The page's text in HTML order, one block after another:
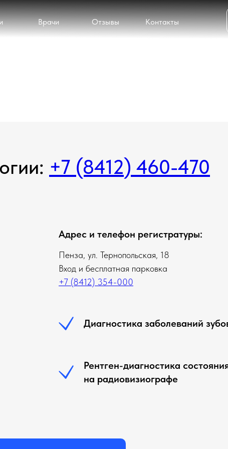
Врачи Контакты
Отзывы
+7 (8412) 460-470
Адрес и телефон регистратуры:
Пенза, ул. Тернопольская, 18
Вход и бесплатная парковка
+7 (8412) 354-000
Диагностика заболеваний
Рентген-диагностика
на радиовизиографе